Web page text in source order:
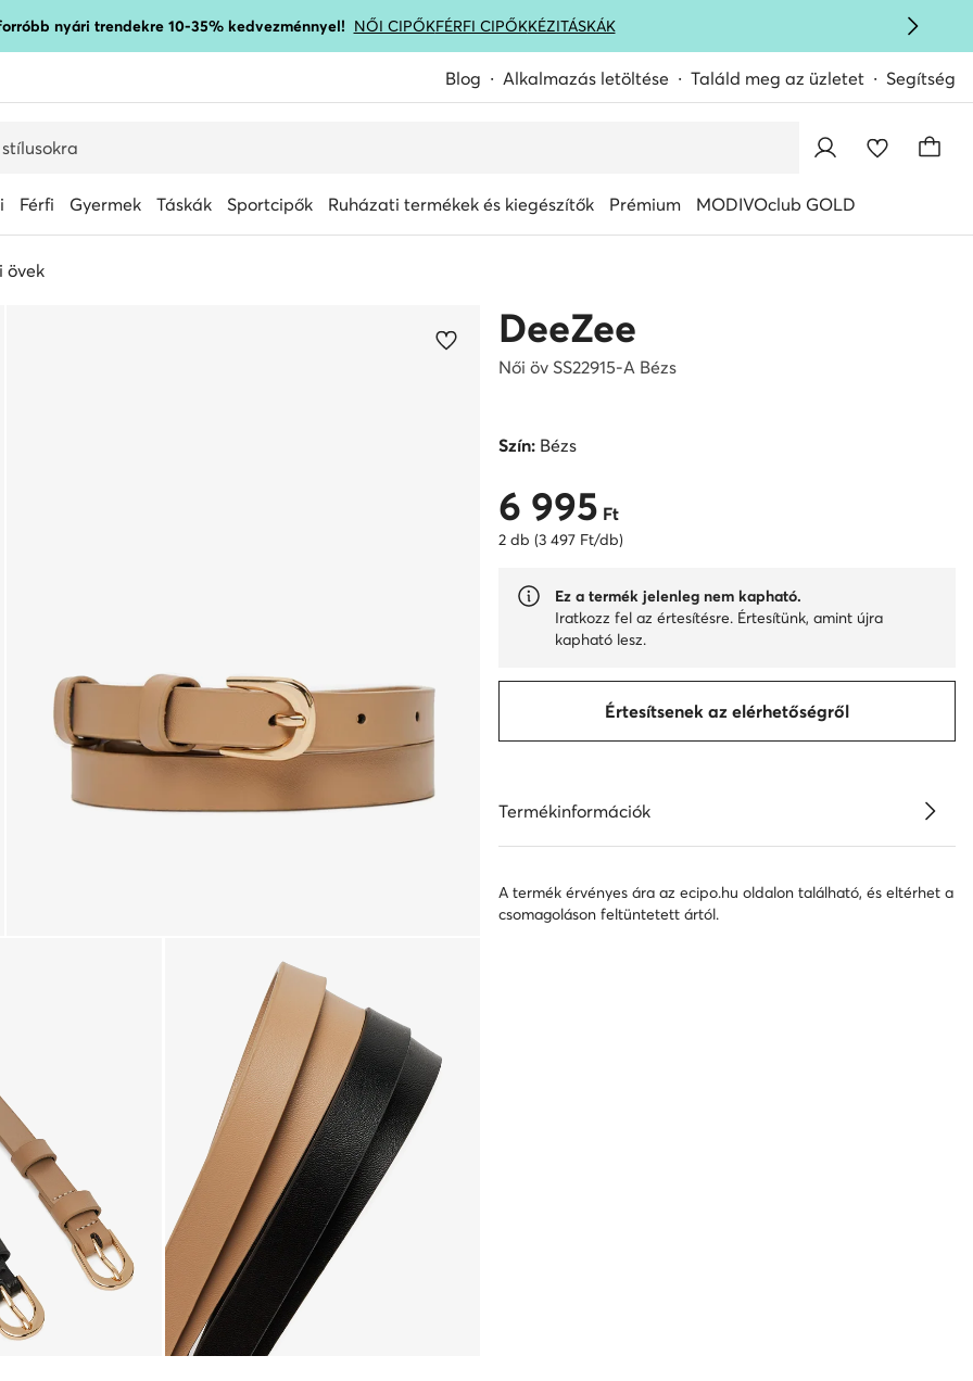
nyári trendekre 10-35% kedvezménnyel! NŐI CIPŐKFÉRFI CIPŐKKÉZITÁSKÁK
Blog Alkalmazás letöltése Találd meg az üzletet Segítség
Férfi Gyermek Táskák Sportcipők Ruházati termékek és kiegészítők Prémium MODIVOclub GOLD
övek
DeeZee
Női öv SS22915-A Bézs
Szín:Bézs
6 995 Ft
6 995 Ft
2 db (3 497 Ft/db)
Ez a termék jelenleg nem kapható.
Iratkozz fel az értesítésre. Értesítünk, amint újra
kapható lesz.
Értesítsenek az elérhetőségről
Termékinformációk
A termék érvényes ára az ecipo.hu oldalon található, és eltérhet a
csomagoláson feltüntetett ártól.